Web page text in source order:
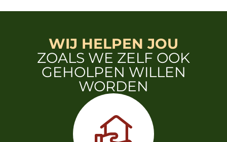
WIJ HELPEN JOU
ZOALS WE ZELF OOK
GEHOLPEN WILLEN
WORDEN